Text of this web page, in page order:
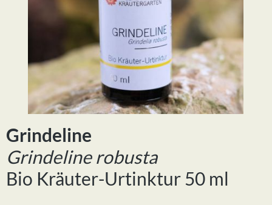
Grindeline
Grindeline robusta
Bio Kräuter-Urtinktur 50 ml